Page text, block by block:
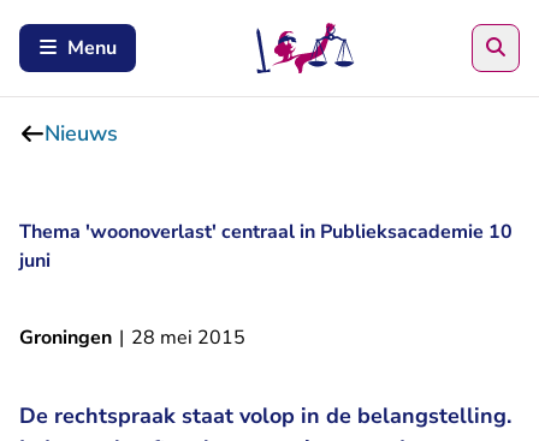
Menu
Nieuws
Thema 'woonoverlast' centraal in Publieksacademie 10
juni
Groningen | 28 mei 2015
De rechtspraak staat volop in de belangstelling.